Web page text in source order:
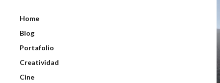
Home
Blog
Portafolio
Creatividad
Cine